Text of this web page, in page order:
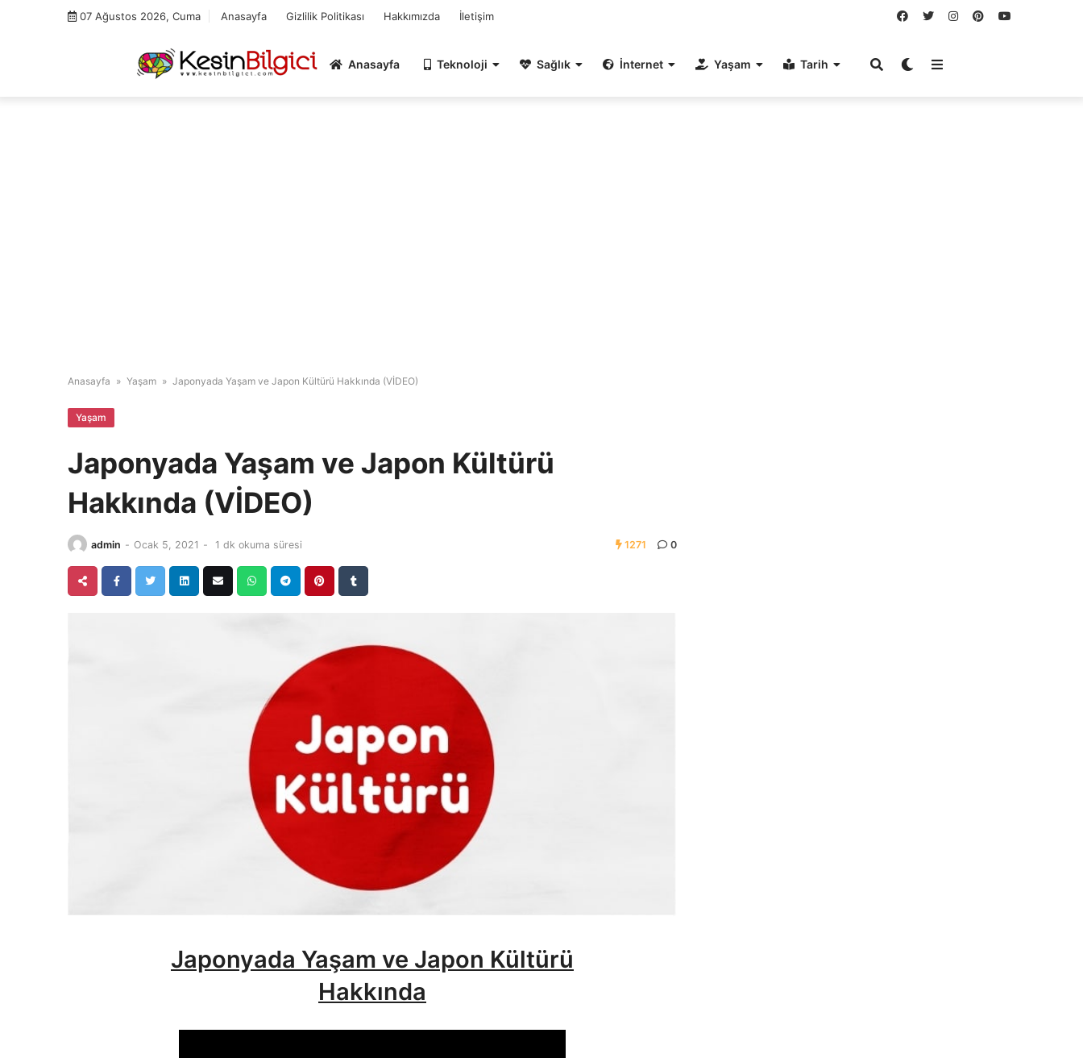
07 Ağustos 2026, Cuma Anasayfa Gizlilik Politikası Hakkımızda İletişim
Anasayfa Teknoloji Sağlık İnternet Yaşam Tarih
Anasayfa » Yaşam » Japonyada Yaşam ve Japon Kültürü Hakkında (VİDEO)
Yaşam
Japonyada Yaşam ve Japon Kültürü
Hakkında (VİDEO)
admin - Ocak 5, 2021 - 1 dk okuma süresi 1271 0
Japonyada Yaşam ve Japon Kültürü
Hakkında